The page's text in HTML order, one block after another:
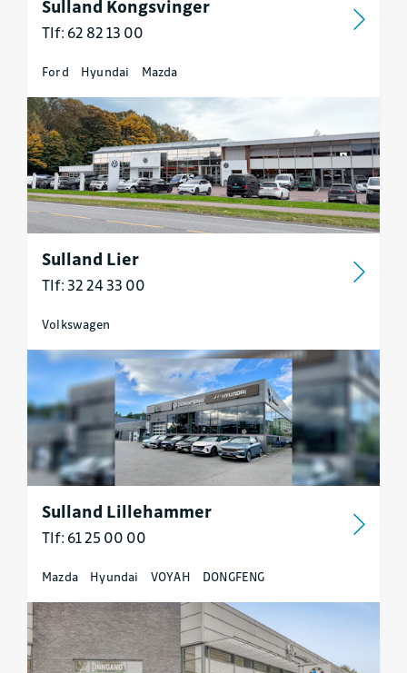
Sulland Kongsvinger
Tlf: 62 82 13 00
Ford Hyundai Mazda
Sulland Lier
Tlf: 32 24 33 00
Volkswagen
Sulland Lillehammer
Tlf: 61 25 00 00
Mazda Hyundai VOYAH DONGFENG